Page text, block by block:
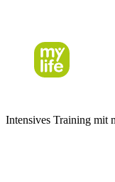
Intensives Training mit